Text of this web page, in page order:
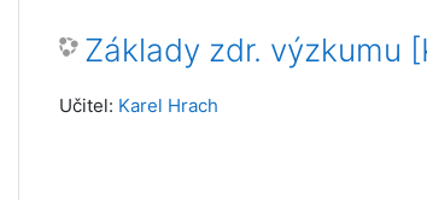
Základy zdr. výzkumu
Učitel: Karel Hrach